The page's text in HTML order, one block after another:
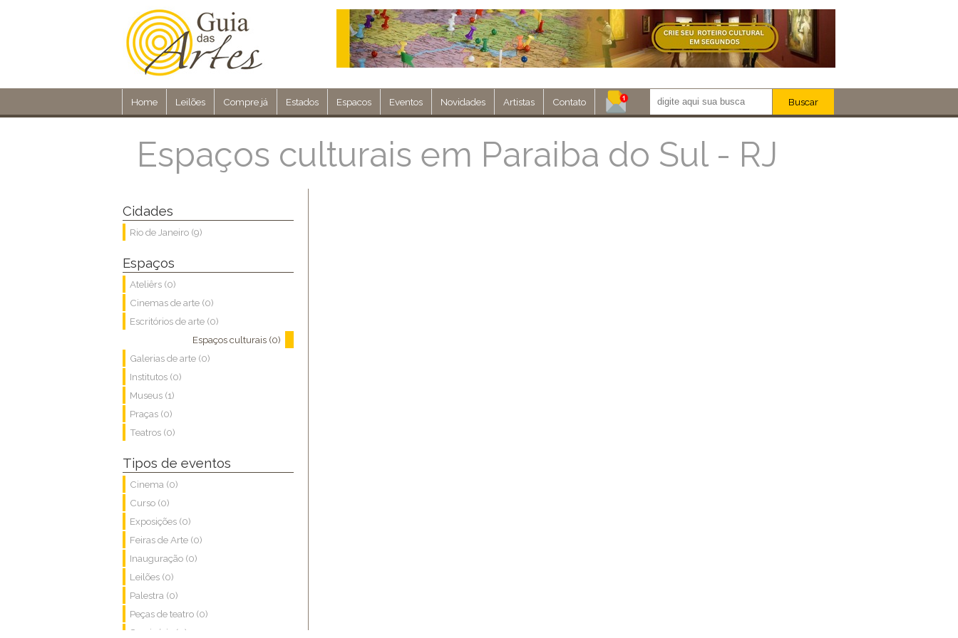
Home Leilões Compre já Estados Espacos Eventos Novidades Artistas Contato Buscar
Espaços culturais em Paraiba do Sul - RJ
Cidades
Rio de Janeiro (9)
Espaços
Ateliêrs (0)
Cinemas de arte (0)
Escritórios de arte (0)
Espaços culturais (0)
Galerias de arte (0)
Institutos (0)
Museus (1)
Praças (0)
Teatros (0)
Tipos de eventos
Cinema (0)
Curso (0)
Exposições (0)
Feiras de Arte (0)
Inauguração (0)
Leilões (0)
Palestra (0)
Peças de teatro (0)
Seminário (0)